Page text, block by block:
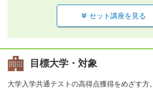
セット講座を見る
目標大学・対象
大学入学共通テストの高得点獲得をめざす方。